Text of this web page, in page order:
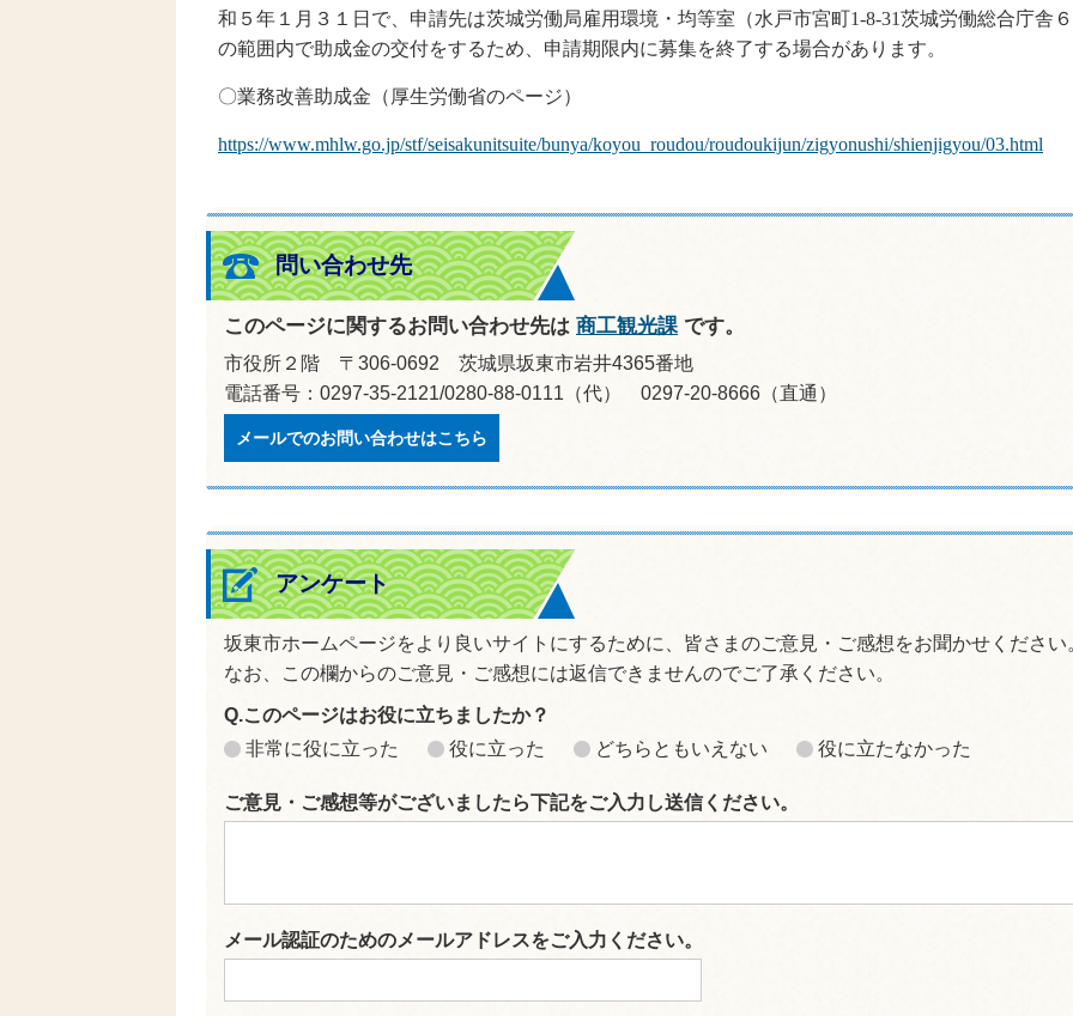
和５年１月３１日で、申請先は茨城労働局雇用環境・均等室（水戸市宮町1-8-31茨城労働総合庁舎
の範囲内で助成金の交付をするため、申請期限内に募集を終了する場合があります。
〇業務改善助成金（厚生労働省のページ）
https://www.mhlw.go.jp/stf/seisakunitsuite/bunya/koyou_roudou/roudoukijun/zigyonushi/shienjigyou/03.html
問い合わせ先
このページに関するお問い合わせ先は 商工観光課 です。
市役所２階 〒306-0692 茨城県坂東市岩井4365番地
電話番号：0297-35-2121/0280-88-0111（代） 0297-20-8666（直通）
メールでのお問い合わせはこちら
アンケート
坂東市ホームページをより良いサイトにするために、皆さまのご意見・ご感想をお聞かせください
なお、この欄からのご意見・ご感想には返信できませんのでご了承ください。
Q.このページはお役に立ちましたか？
非常に役に立った
役に立った どちらともいえない 役に立たなかった
ご意見・ご感想等がございましたら下記をご入力し送信ください。
メール認証のためのメールアドレスをご入力ください。